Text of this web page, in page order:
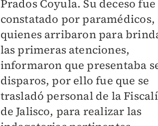
Prados Coyula. Su deceso fue
constatado por paramédicos,
quienes arribaron para
las primeras atenciones,
informaron que presentaba
disparos, por ello fue que se
trasladó personal de la
de Jalisco, para realizar las